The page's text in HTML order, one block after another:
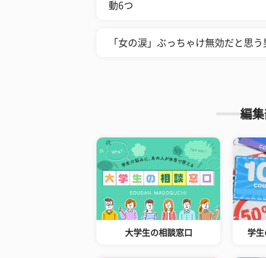
動6つ
「女の涙」ぶっちゃけ無効だと思
編
大学生の相談窓口 学生